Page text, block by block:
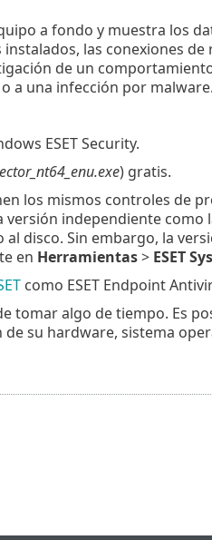
a fondo y muestra los
las conexiones
de un
a una infección por malware.
ESET Security.
) gratis.
los mismos controles de
independiente
disco. Sin embargo, la
en Herramientas> ESET
como ESET Endpoint
tomar algo de tiempo. Es
su hardware, sistema